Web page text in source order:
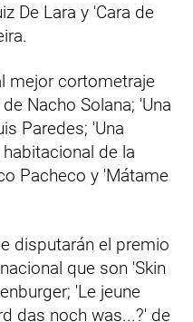
De Lara y 'Cara de
mejor cortometraje
Nacho Solana; 'Una
Paredes; 'Una
de la
Pacheco y 'Mátame
disputarán el premio
que son 'Skin
'Le jeune
das noch was...?' de